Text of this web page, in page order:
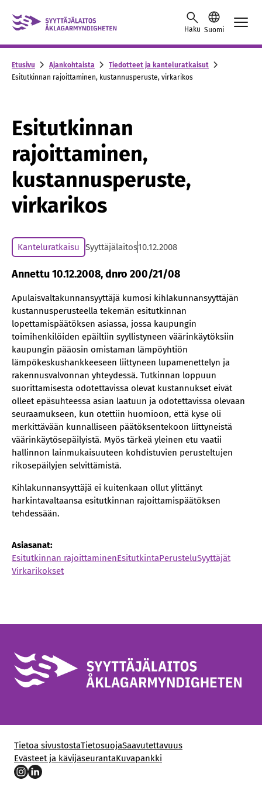
Skip to content -saavutettavuusohje
Haku Suomi
Etusivu Ajankohtaista
Tiedotteet ja kanteluratkaisut
Esitutkinnan rajoittaminen, kustannusperuste, virkarikos
Esitutkinnan
rajoittaminen,
kustannusperuste,
virkarikos
Kanteluratkaisu Syyttäjälaitos10.12.2008
Annettu 10.12.2008, dnro 200/21/08
Apulaisvaltakunnansyyttäjä kumosi kihlakunnansyyttäjän
kustannusperusteella tekemän esitutkinnan
lopettamispäätöksen asiassa, jossa kaupungin
toimihenkilöiden epäiltiin syyllistyneen väärinkäytöksiin
kaupungin pääosin omistaman lämpöyhtiön
lämpökeskushankkeeseen liittyneen lupamenettelyn ja
rakennusvalvonnan yhteydessä. Tutkinnan loppuun
suorittamisesta odotettavissa olevat kustannukset eivät
olleet epäsuhteessa asian laatuun ja odotettavissa olevaan
seuraamukseen, kun otettiin huomioon, että kyse oli
merkittävään kunnalliseen päätöksentekoon liittyneistä
väärinkäytösepäilyistä. Myös tärkeä yleinen etu vaatii
hallinnon lainmukaisuuteen kohdistuvien perusteltujen
rikosepäilyjen selvittämistä.
Kihlakunnansyyttäjä ei kuitenkaan ollut ylittänyt
harkintavaltaansa esitutkinnan rajoittamispäätöksen
tehdessään.
Asiasanat:
Esitutkinnan rajoittaminenEsitutkintaPerusteluSyyttäjät
Virkarikokset
Tietoa sivustostaTietosuojaSaavutettavuus
Evästeet ja kävijäseurantaKuvapankki